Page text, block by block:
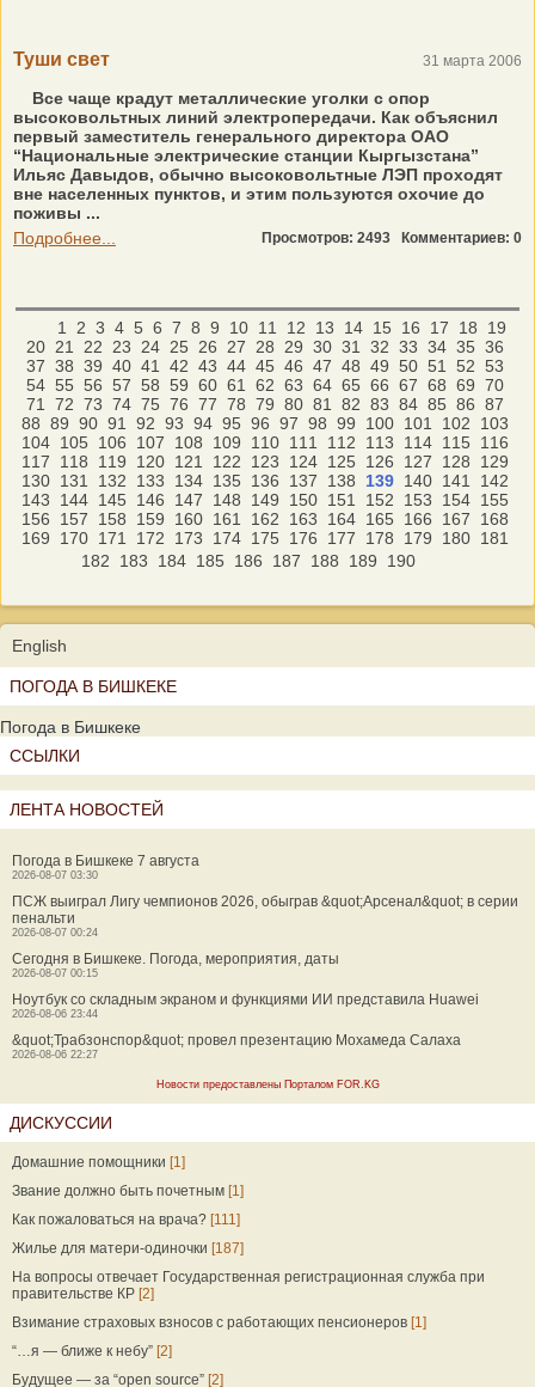
Туши свет 31 марта 2006
Все чаще крадут металлические уголки с опор
высоковольтных линий электропередачи. Как объяснил
первый заместитель генерального директора ОАО
“Национальные электрические станции Кыргызстана”
Ильяс Давыдов, обычно высоковольтные ЛЭП проходят
вне населенных пунктов, и этим пользуются охочие до
поживы ...
Подробнее...
Просмотров: 2493 Комментариев: 0
1 2 3 4 5 6 7 8 9 10 11 12 13 14 15 16 17 18
19
20 21 22 23 24 25 26 27 28 29 30 31 32 33 34 35 36
37 38 39 40 41 42 43 44 45 46 47 48 49 50 51 52 53
54 55 56 57 58 59 60 61 62 63 64 65 66 67 68 69 70
71
72 73 74 75 76 77 78 79 80 81 82 83 84 85 86 87
88 89 90 91 92 93 94 95 96 97 98 99 100 101 102
103
104 105 106 107 108 109 110 111 112 113 114 115
116
117
118 119 120 121 122 123 124 125 126 127 128
129
130 131 132 133 134 135 136 137 138 139 140 141
142
143
144 145 146 147 148 149 150 151 152 153 154 155
156
157 158 159 160 161 162 163 164 165 166 167
168
169
170 171 172 173 174 175 176 177 178 179 180 181
182
183 184 185 186 187 188 189 190
English
ПОГОДА В БИШКЕКЕ
Погода в Бишкеке
ССЫЛКИ
ЛЕНТА НОВОСТЕЙ
Погода в Бишкеке 7 августа
2026-08-07 03:30
ПСЖ выиграл Лигу чемпионов 2026, обыграв &quot;Арсенал&quot; в серии
пенальти
2026-08-07 00:24
Сегодня в Бишкеке. Погода, мероприятия, даты
2026-08-07 00:15
Ноутбук со складным экраном и функциями ИИ представила Huawei
2026-08-06 23:44
&quot;Трабзонспор&quot; провел презентацию Мохамеда Салаха
2026-08-06 22:27
Новости предоставлены Порталом FOR.KG
ДИСКУССИИ
Домашние помощники [1]
Звание должно быть почетным [1]
Как пожаловаться на врача? [111]
Жилье для матери-одиночки [187]
На вопросы отвечает Государственная регистрационная служба при
правительстве КР [2]
Взимание страховых взносов с работающих пенсионеров [1]
“…я — ближе к небу” [2]
Будущее — за “open source” [2]